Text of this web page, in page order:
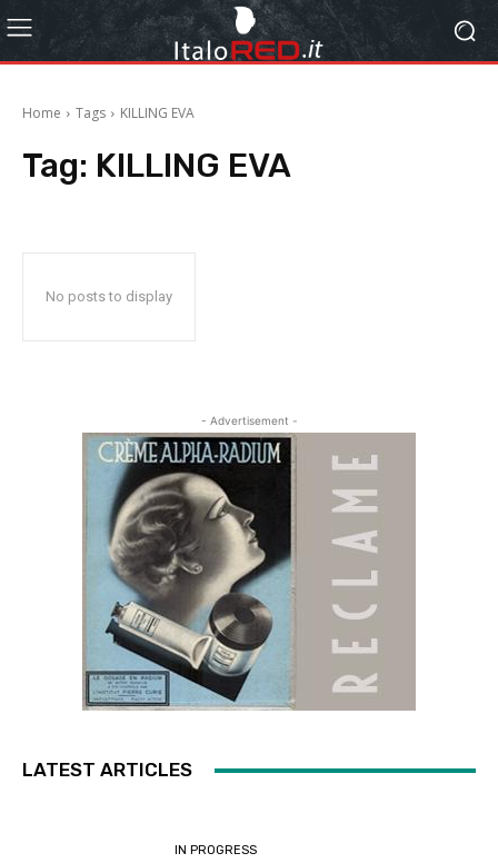
Home Tags KILLING EVA
Tag: KILLING EVA
No posts to display
- Advertisement -
LATEST ARTICLES
IN PROGRESS